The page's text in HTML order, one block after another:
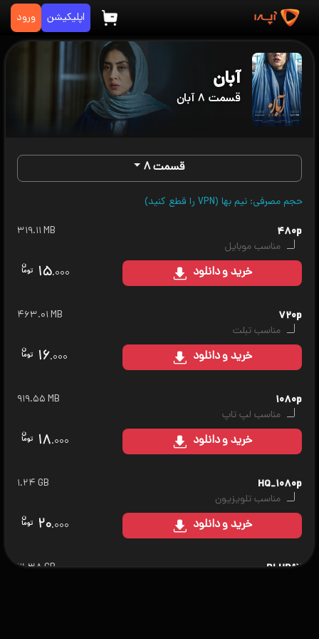
اپلیکیشن ورود
آبان
قسمت ۸ آبان
قسمت ۸
حجم مصرفی: نیم بها (VPN را قطع کنید)
۴۸۰p
مناسب موبایل
۳۱۹.۱۱ MB
خریدو دانلود ۱۵.۰۰۰
۷۲۰p
مناسب تبلت
۴۶۳.۰۱ MB
خریدو دانلود ۱۶.۰۰۰
۱۰۸۰p
مناسب لپ تاپ
۹۱۹.۵۵ MB
خریدو دانلود ۱۸.۰۰۰
HQ_۱۰۸۰p
مناسب تلویزیون
۱.۲۴ GB
خریدو دانلود ۲۰.۰۰۰
BLURAY
۳.۳۸ GB